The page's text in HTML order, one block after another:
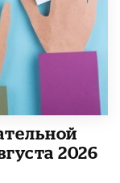
2026